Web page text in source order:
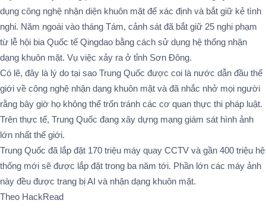
dụng công nghệ nhận diện khuôn mặt để xác định và bắt giữ kẻ tình
nghi. Năm ngoái vào tháng Tám, cảnh sát đã bắt giữ 25 nghi phạm
từ lễ hội bia Quốc tế Qingdao bằng cách sử dụng hệ thống nhận
dạng khuôn mặt. Vụ việc xảy ra ở tỉnh Sơn Đông.
Có lẽ, đây là lý do tại sao Trung Quốc được coi là nước dẫn đầu thế
giới về công nghệ nhận dạng khuôn mặt và đã nhắc nhở mọi người
rằng bây giờ họ không thể trốn tránh các cơ quan thực thi pháp luật.
Trên thực tế, Trung Quốc đang xây dựng mạng giám sát hình ảnh
lớn nhất thế giới.
Trung Quốc đã lắp đặt 170 triệu máy quay CCTV và gần 400 triệu hệ
thống mới sẽ được lắp đặt trong ba năm tới. Phần lớn các máy ảnh
này đều được trang bị AI và nhận dạng khuôn mặt.
Theo HackRead